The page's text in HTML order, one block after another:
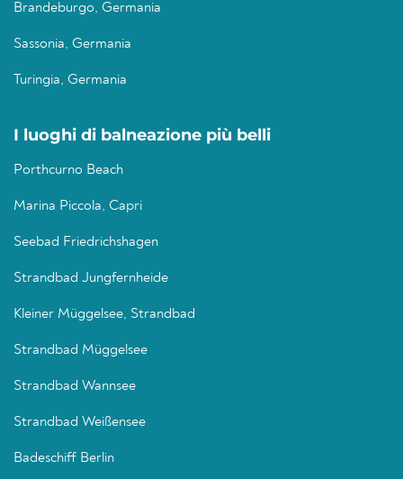
Brandeburgo, Germania
Sassonia, Germania
Turingia, Germania
I luoghi di balneazione più belli
Porthcurno Beach
Marina Piccola, Capri
Seebad Friedrichshagen
Strandbad Jungfernheide
Kleiner Müggelsee, Strandbad
Strandbad Müggelsee
Strandbad Wannsee
Strandbad Weißensee
Badeschiff Berlin